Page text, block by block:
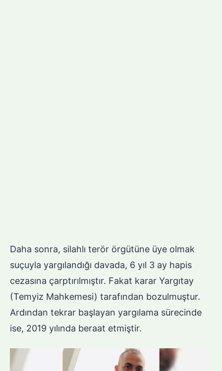
Daha sonra, silahlı terör örgütüne üye olmak
suçuyla yargılandığı davada, 6 yıl 3 ay hapis
cezasına çarptırılmıştır. Fakat karar Yargıtay
(Temyiz Mahkemesi) tarafından bozulmuştur.
Ardından tekrar başlayan yargılama sürecinde
ise, 2019 yılında beraat etmiştir.